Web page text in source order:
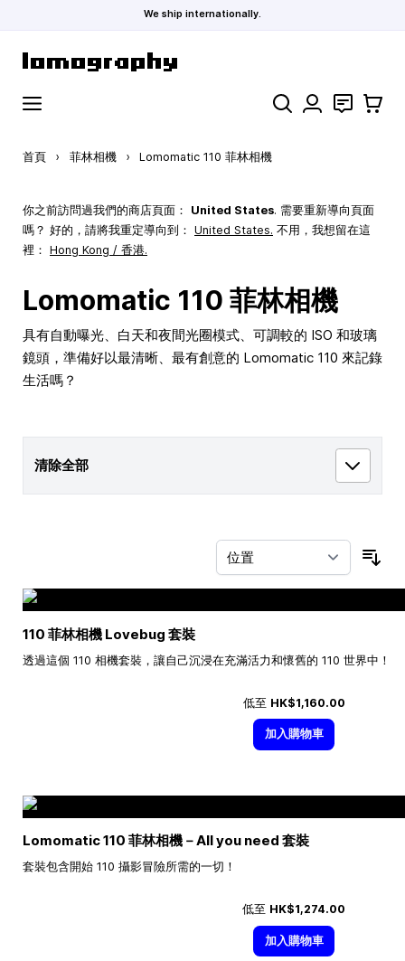
We ship internationally.
搜索 聯絡 購物車
首頁 › 菲林相機 › Lomomatic 110 菲林相機
你之前訪問過我們的商店頁面： United States. 需要重新導向頁面
嗎？ 好的，請將我重定導向到： United States. 不用，我想留在這
裡： Hong Kong / 香港.
Lomomatic 110 菲林相機
具有自動曝光、白天和夜間光圈模式、可調較的 ISO 和玻璃
鏡頭，準備好以最清晰、最有創意的 Lomomatic 110 來記錄
生活嗎？
清除全部
110 菲林相機 Lovebug 套裝
透過這個 110 相機套裝，讓自己沉浸在充滿活力和懷舊的 110 世界中！
低至 HK$1,160.00
加入購物車
Lomomatic 110 菲林相機－All you need 套裝
套裝包含開始 110 攝影冒險所需的一切！
低至 HK$1,274.00
加入購物車